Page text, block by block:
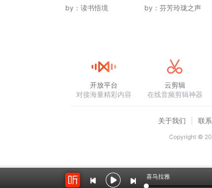
by： 读书悟境
by： 芬芳玲珑之声
喜马拉雅
开放平台
对接海量精彩内容
云剪辑
在线音频剪辑神器
关于我们 联
Copyright ©